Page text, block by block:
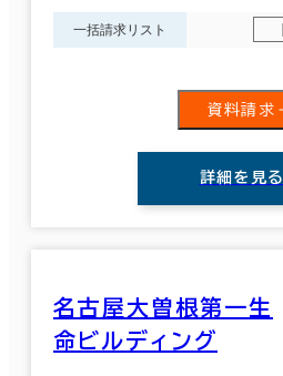
一括請求リスト
資料請求
詳細を見る
名古屋大曽根第一生
命ビルディング